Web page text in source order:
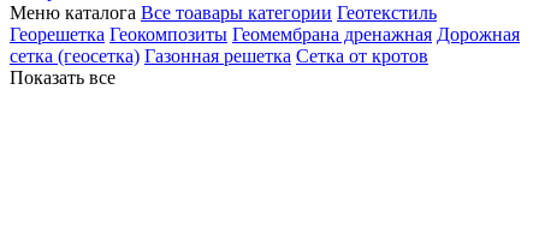
Меню каталога Все тоавары категории Геотекстиль
Георешетка Геокомпозиты Геомембрана дренажная Дорожная
сетка (геосетка) Газонная решетка Сетка от кротов
Показать все